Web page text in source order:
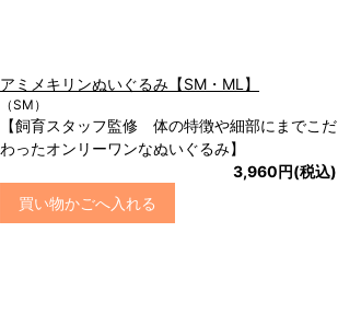
アミメキリンぬいぐるみ【SM・ML】
（SM）
【飼育スタッフ監修 体の特徴や細部にまでこだ
わったオンリーワンなぬいぐるみ】
3,960円(税込)
買い物かごへ入れる